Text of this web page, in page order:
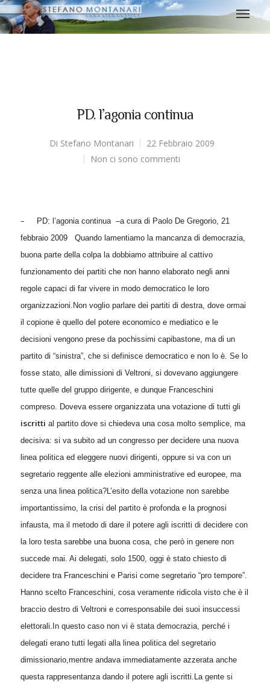
PD. l’agonia continua
Di Stefano Montanari
22 Febbraio 2009
Non ci sono commenti
– PD: l’agonia continua –a cura di Paolo De Gregorio, 21
febbraio 2009
Quando lamentiamo la mancanza di democrazia,
buona parte della colpa la dobbiamo attribuire al cattivo
funzionamento dei partiti che non hanno elaborato negli anni
regole capaci di far vivere in modo democratico le loro
organizzazioni. Non voglio parlare dei partiti di destra, dove ormai
il copione è quello del potere economico e mediatico e le
decisioni vengono prese da pochissimi capibastone, ma di un
partito di “sinistra”, che si definisce democratico e non lo è. Se lo
fosse stato, alle dimissioni di Veltroni, si dovevano aggiungere
tutte quelle del gruppo dirigente, e dunque Franceschini
compreso. Doveva essere organizzata una votazione di tutti gli
iscritti al partito dove si chiedeva una cosa molto semplice, ma
decisiva: si va subito ad un congresso per decidere una nuova
linea politica ed eleggere nuovi dirigenti, oppure si va con un
segretario reggente alle elezioni amministrative ed europee, ma
senza una linea politica?L’esito della votazione non sarebbe
importantissimo, la crisi del partito è profonda e la prognosi
infausta, ma il metodo di dare il potere agli iscritti di decidere con
la loro testa sarebbe una buona cosa, che però in genere non
succede mai. Ai delegati, solo 1500, oggi è stato chiesto di
decidere tra Franceschini e Parisi come segretario “pro tempore”.
Hanno scelto Franceschini, cosa veramente ridicola visto che è il
braccio destro di Veltroni e corresponsabile dei suoi insuccessi
elettorali. In questo caso non vi è stata democrazia, perché i
delegati erano tutti legati alla linea politica del segretario
dimissionario,mentre andava immediatamente azzerata anche
questa rappresentanza dando il potere agli iscritti. La gente si